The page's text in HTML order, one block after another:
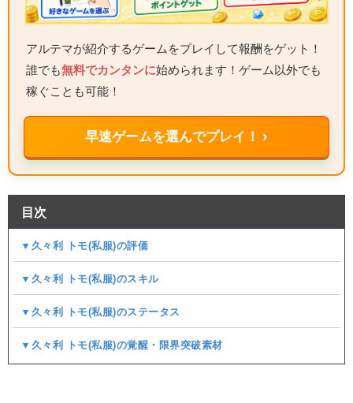
アルテマが紹介するゲームをプレイして報酬をゲット！
誰でも無料でカンタンに始められます！ゲーム以外でも
稼ぐことも可能！
早速ゲームを選んでプレイ！ ›
目次
▼久々利 トモ(私服)の評価
▼久々利 トモ(私服)のスキル
▼久々利 トモ(私服)のステータス
▼久々利 トモ(私服)の覚醒・限界突破素材